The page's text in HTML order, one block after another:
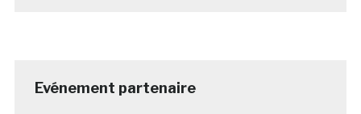
Evénement partenaire